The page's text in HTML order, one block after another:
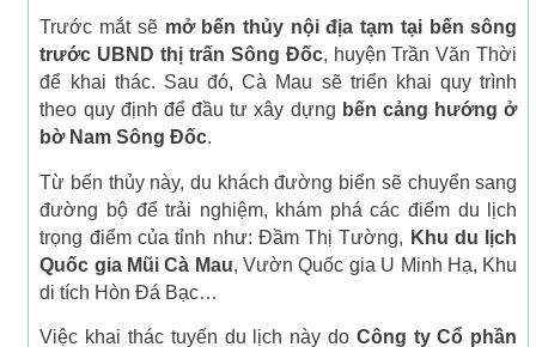
Trước mắt sẽ mở bến thủy nội địa tạm tại bến sông
trước UBND thị trấn Sông Đốc, huyện Trần Văn Thời
để khai thác. Sau đó, Cà Mau sẽ triển khai quy trình
theo quy định để đầu tư xây dựng bến cảng hướng ở
bờ Nam Sông Đốc.
Từ bến thủy này, du khách đường biển sẽ chuyển sang
đường bộ để trải nghiệm, khám phá các điểm du lịch
trọng điểm của tỉnh như: Đầm Thị Tường, Khu du lịch
Quốc gia Mũi Cà Mau, Vườn Quốc gia U Minh Hạ, Khu
di tích Hòn Đá Bạc…
Việc khai thác tuyến du lịch này do Công ty Cổ phần